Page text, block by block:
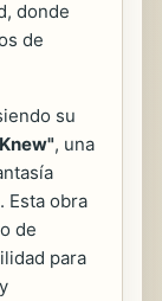
donde
de
su
, una
Esta obra
de
para